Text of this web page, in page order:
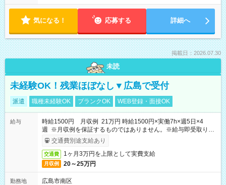
気になる！ 応募する 詳細へ
掲載日：2026.07.30
未読
未経験OK！残業ほぼなし▼広島で受付
派遣 職種未経験OK ブランクOK WEB登録・面接OK
給与
時給1500円 月収例 21万円 時給1500円×実働7h×週5日×4
週 ※月収例を保証するものではありません。※給与即受取りサ
ービス利用可（利用条件有）
交通費別途支給あり
交通費 1ヶ月3万円を上限として実費支給
月収例 20～25万円
勤務地
広島市南区